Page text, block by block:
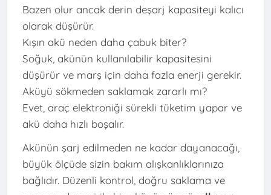
Bazen olur ancak derin deşarj kapasiteyi kalıcı
olarak düşürür.
Kışın akü neden daha çabuk biter?
Soğuk, akünün kullanılabilir kapasitesini
düşürür ve marş için daha fazla enerji gerekir.
Aküyü sökmeden saklamak zararlı mı?
Evet, araç elektroniği sürekli tüketim yapar ve
akü daha hızlı boşalır.
Akünün şarj edilmeden ne kadar dayanacağı,
büyük ölçüde sizin bakım alışkanlıklarınıza
bağlıdır. Düzenli kontrol, doğru saklama ve